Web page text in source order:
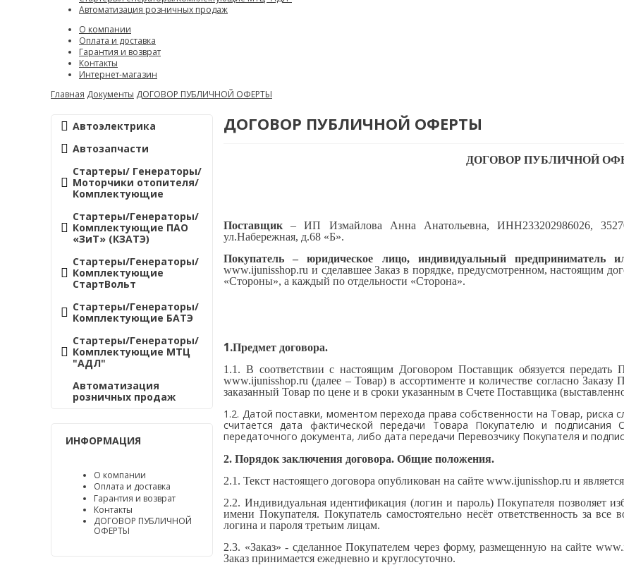
Автоматизация розничных продаж
О компании
Оплата и доставка
Гарантия и возврат
Контакты
Интернет-магазин
Главная Документы ДОГОВОР ПУБЛИЧНОЙ ОФЕРТЫ
Автоэлектрика
Автозапчасти
Стартеры/ Генераторы/
Моторчики отопителя/
Комплектующие
Стартеры/Генераторы/
Комплектующие ПАО
«ЗиТ» (КЗАТЭ)
Стартеры/Генераторы/
Комплектующие
СтартВольт
Стартеры/Генераторы/
Комплектующие БАТЭ
Стартеры/Генераторы/
Комплектующие МТЦ
"АДЛ"
Автоматизация
розничных продаж
ИНФОРМАЦИЯ
О компании
Оплата и доставка
Гарантия и возврат
Контакты
ДОГОВОР ПУБЛИЧНОЙ
ОФЕРТЫ
ДОГОВОР ПУБЛИЧНОЙ ОФЕРТЫ
ДОГОВОР ПУБЛИЧНОЙ
Поставщик– ИП Измайлова Анна Анатольевна, ИНН233202986026,
ул.Набережная, д.68 «Б».
Покупатель – юридическое лицо, индивидуальный предприниматель
www.ijunisshop.ru и сделавшее Заказ в порядке, предусмотренном, настоящим
«Стороны», а каждый по отдельности «Сторона».
1.Предмет договора.
1.1. В соответствии с настоящим Договором Поставщик обязуется
www.ijunisshop.ru (далее – Товар) в ассортименте и количестве согласно
заказанный Товар по цене и в сроки указанным в Счете Поставщика
1.2. Датой поставки, моментом перехода права собственности на Товар, риска
считается дата фактической передачи Товара Покупателю и подписания
передаточного документа, либо дата передачи Перевозчику Покупателя и
2. Порядок заключения договора. Общие положения.
2.1. Текст настоящего договора опубликован на сайте www.ijunisshop.ru и
2.2. Индивидуальная идентификация (логин и пароль) Покупателя позволяет
имени Покупателя. Покупатель самостоятельно несёт ответственность за
логина и пароля третьим лицам.
2.3. «Заказ» - сделанное Покупателем через форму, размещенную на сайте www.
Заказ принимается ежедневно и круглосуточно.